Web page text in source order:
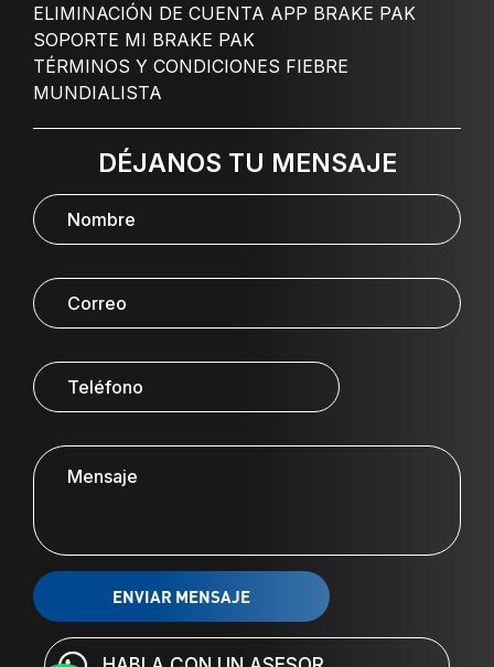
ELIMINACIÓN DE CUENTA APP BRAKE PAK
SOPORTE MI BRAKE PAK
TÉRMINOS Y CONDICIONES FIEBRE
MUNDIALISTA
DÉJANOS TU MENSAJE